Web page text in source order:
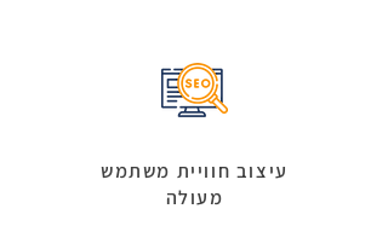
עיצוב חוויית משתמש
מעולה